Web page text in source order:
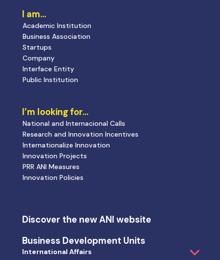
I am…
Academic Institution
Business Association
Startups
Company
Interface Entity
Public Institution
I’m looking for…
National and Internacional Calls
Research and Innovation Incentives
Internationalize Innovation
Innovation Projects
PRR ANI Measures
Innovation Policies
Discover the new ANI website
Business Development Units
International Affairs